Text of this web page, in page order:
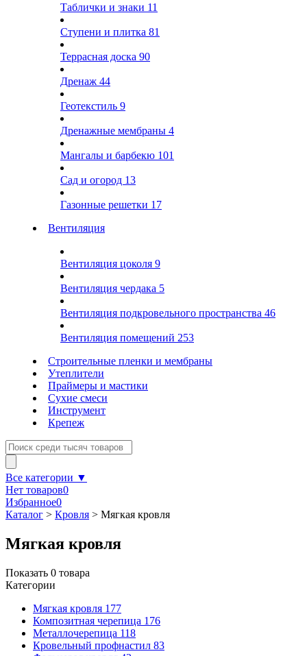
Таблички и знаки 11
Ступени и плитка 81
Террасная доска 90
Дренаж 44
Геотекстиль 9
Дренажные мембраны 4
Мангалы и барбекю 101
Сад и огород 13
Газонные решетки 17
Вентиляция
Вентиляция цоколя 9
Вентиляция чердака 5
Вентиляция подкровельного пространства 46
Вентиляция помещений 253
Строительные пленки и мембраны
Утеплители
Праймеры и мастики
Сухие смеси
Инструмент
Крепеж
Все категории ▼
Нет товаров0
Избранное0
Каталог > Кровля > Мягкая кровля
Мягкая кровля
Показать 0 товара
Категории
Мягкая кровля 177
Композитная черепица 176
Металлочерепица 118
Кровельный профнастил 83